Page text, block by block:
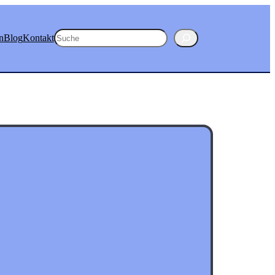
BlogKontaktSuchen